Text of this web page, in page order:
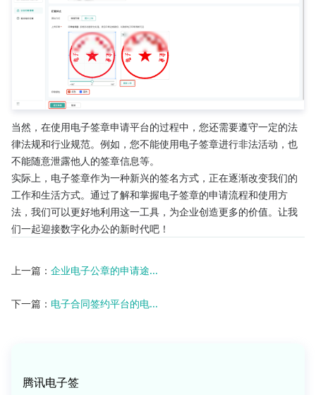
当然，在使用电子签章申请平台的过程中，您还需要遵守一定的法
律法规和行业规范。例如，您不能使用电子签章进行非法活动，也
不能随意泄露他人的签章信息等。
实际上，电子签章作为一种新兴的签名方式，正在逐渐改变我们的
工作和生活方式。通过了解和掌握电子签章的申请流程和使用方
法，我们可以更好地利用这一工具，为企业创造更多的价值。让我
们一起迎接数字化办公的新时代吧！
上一篇： 企业电子公章的申请途...
下一篇： 电子合同签约平台的电...
腾讯电子签